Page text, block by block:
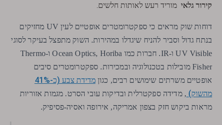
קירור גלאי מוריד רעש לאותות חלשים.
דוחות שוק מראים כי ספקטרומטרים אופטיים לעין UV מחזיקים
בנתח גדול וסביר להניח שיגדלו במהירות. השוק מתפצל בעיקר לסוגי
UV Visible ו-IR. חברות כמו Ocean Optics, Horiba ו-Thermo
Fisher מובילות בטכנולוגיה ובמכירות. ספקטרומטרים סיבים
אופטיים משרתים שימושים רבים, כגון
מדידת צבע (כ-41%
מהשוק) , מדידה ספקטרלית ובדיקות עובי הסרט. מגמות אזוריות
מראות ביקוש חזק בצפון אמריקה, אירופה ואסיה-פסיפיק.